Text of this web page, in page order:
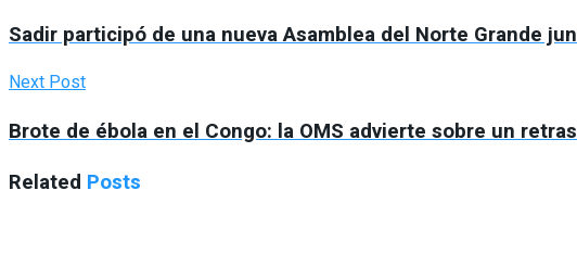
Sadir participó de una nueva Asamblea del Norte Grande
Next Post
Brote de ébola en el Congo: la OMS advierte sobre un
Related Posts